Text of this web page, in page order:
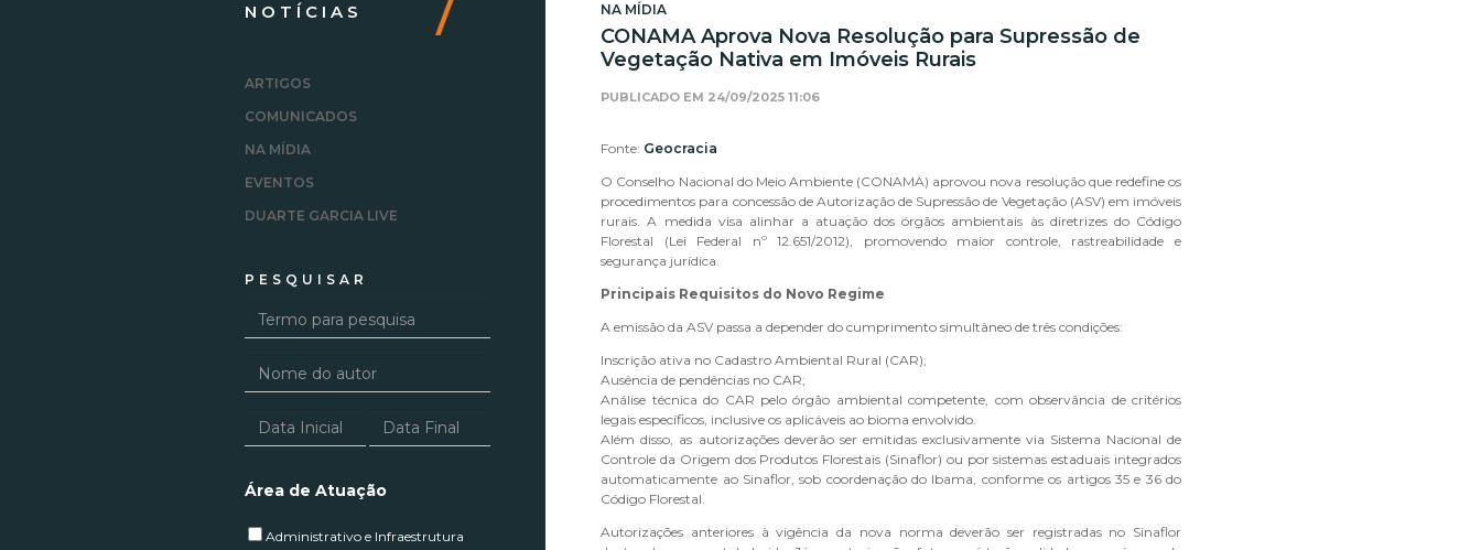
NOTÍCIAS
ARTIGOS
COMUNICADOS
NA MÍDIA
EVENTOS
DUARTE GARCIA LIVE
PESQUISAR
Área de Atuação
Administrativo e Infraestrutura
NA MÍDIA
CONAMA Aprova Nova Resolução para Supressão de
Vegetação Nativa em Imóveis Rurais
PUBLICADO EM 24/09/2025 11:06
Fonte: Geocracia
O Conselho Nacional do Meio Ambiente (CONAMA) aprovou nova resolução que redefine os
procedimentos para concessão de Autorização de Supressão de Vegetação (ASV) em imóveis
rurais. A medida visa alinhar a atuação dos órgãos ambientais às diretrizes do Código
Florestal (Lei Federal nº 12.651/2012), promovendo maior controle, rastreabilidade e
segurança jurídica.
Principais Requisitos do Novo Regime
A emissão da ASV passa a depender do cumprimento simultâneo de três condições:
Inscrição ativa no Cadastro Ambiental Rural (CAR);
Ausência de pendências no CAR;
Análise técnica do CAR pelo órgão ambiental competente, com observância de critérios
legais específicos, inclusive os aplicáveis ao bioma envolvido.
Além disso, as autorizações deverão ser emitidas exclusivamente via Sistema Nacional de
Controle da Origem dos Produtos Florestais (Sinaflor) ou por sistemas estaduais integrados
automaticamente ao Sinaflor, sob coordenação do Ibama, conforme os artigos 35 e 36 do
Código Florestal.
Autorizações anteriores à vigência da nova norma deverão ser registradas no Sinaflor